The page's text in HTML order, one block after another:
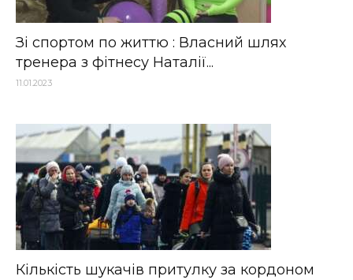
Зі спортом по життю : Власний шлях
тренера з фітнесу Наталії...
11.01.2023
Кількість шукачів притулку за кордоном